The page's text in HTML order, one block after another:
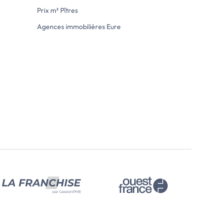
Prix m² Pîtres
Agences immobilières Eure